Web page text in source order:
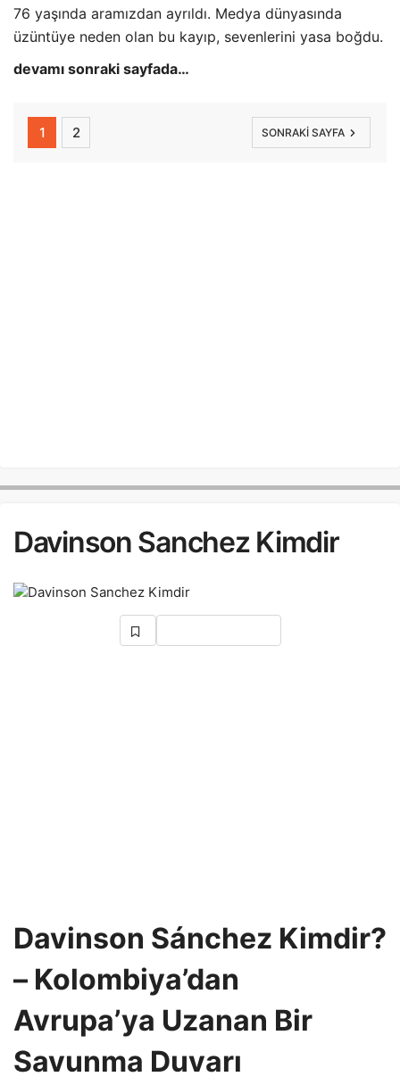
76 yaşında aramızdan ayrıldı. Medya dünyasında
üzüntüye neden olan bu kayıp, sevenlerini yasa boğdu.
devamı sonraki sayfada…
1 2 SONRAKI SAYFA
Davinson Sanchez Kimdir
Davinson Sánchez Kimdir?
– Kolombiya’dan
Avrupa’ya Uzanan Bir
Savunma Duvarı